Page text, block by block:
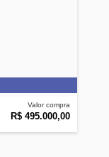
Valor compra
R$ 495.000,00